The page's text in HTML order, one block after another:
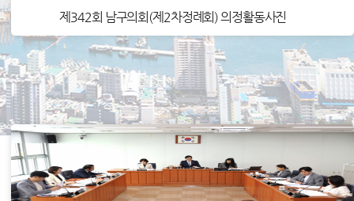
제342회 남구의회(제2차정례회) 의정활동사진